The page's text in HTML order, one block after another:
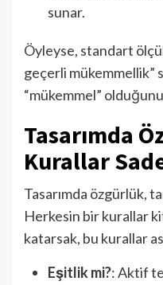
sunar.
Öyleyse, standart
geçerli mükemmellik”
“mükemmel”
Tasarımda
Kurallar
Tasarımda özgürlük,
Herkesin bir kurallar
katarsak, bu kurallar
Eşitlik mi?: Aktif